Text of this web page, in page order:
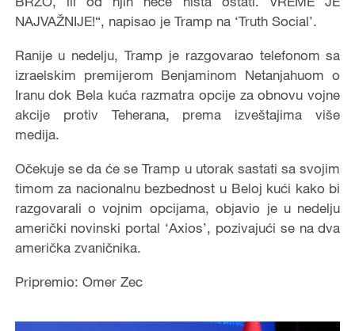
NAJVAŽNIJE!“, napisao je Tramp na ‘Truth Social’.
Ranije u nedelju, Tramp je razgovarao telefonom sa
izraelskim premijerom Benjaminom Netanjahuom o
Iranu dok Bela kuća razmatra opcije za obnovu vojne
akcije protiv Teherana, prema izveštajima više
medija.
Očekuje se da će se Tramp u utorak sastati sa svojim
timom za nacionalnu bezbednost u Beloj kući kako bi
razgovarali o vojnim opcijama, objavio je u nedelju
američki novinski portal ‘Axios’, pozivajući se na dva
američka zvaničnika.
Pripremio: Omer Zec